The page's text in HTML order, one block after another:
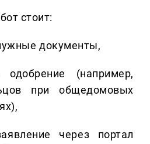
стоит:
документы,
одобрение (например,
при общедомовых
через портал